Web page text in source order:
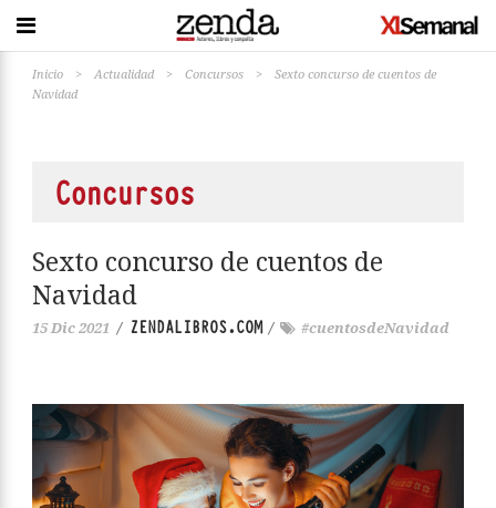
Inicio > Actualidad > Concursos >
Sexto concurso de cuentos de
Navidad
Concursos
Sexto concurso de cuentos de
Navidad
15 Dic 2021 / ZENDALIBROS.COM/ #cuentosdeNavidad